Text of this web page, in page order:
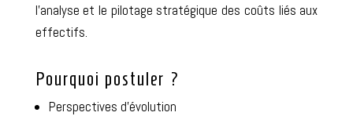
l’analyse et le pilotage stratégique des coûts liés aux
effectifs.
Pourquoi postuler ?
Perspectives d’évolution